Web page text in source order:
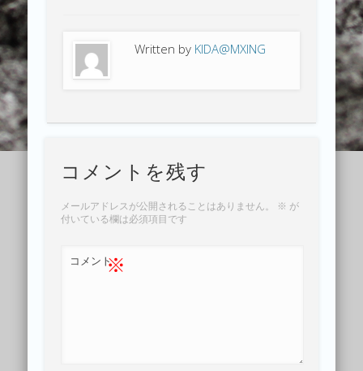
Written by KIDA@MXING
コメントを残す
メールアドレスが公開されることはありません。 ※ が
付いている欄は必須項目です
コメント※